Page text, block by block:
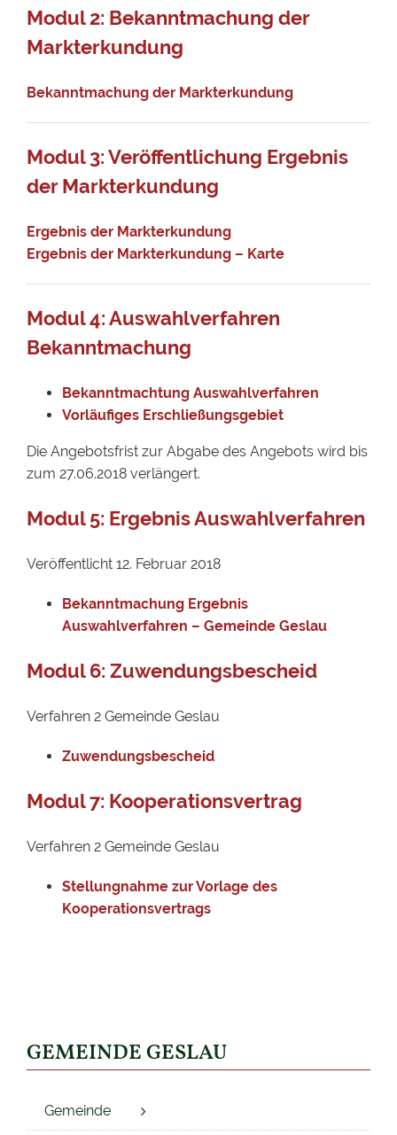
Modul 2: Bekanntmachung der
Markterkundung
Bekanntmachung der Markterkundung
Modul 3: Veröffentlichung Ergebnis
der Markterkundung
Ergebnis der Markterkundung
Ergebnis der Markterkundung – Karte
Modul 4: Auswahlverfahren
Bekanntmachung
Bekanntmachtung Auswahlverfahren
Vorläufiges Erschließungsgebiet
Die Angebotsfrist zur Abgabe des Angebots wird bis
zum 27.06.2018 verlängert.
Modul 5: Ergebnis Auswahlverfahren
Veröffentlicht 12. Februar 2018
Bekanntmachung Ergebnis
Auswahlverfahren – Gemeinde Geslau
Modul 6: Zuwendungsbescheid
Verfahren 2 Gemeinde Geslau
Zuwendungsbescheid
Modul 7: Kooperationsvertrag
Verfahren 2 Gemeinde Geslau
Stellungnahme zur Vorlage des
Kooperationsvertrags
GEMEINDE GESLAU
Gemeinde